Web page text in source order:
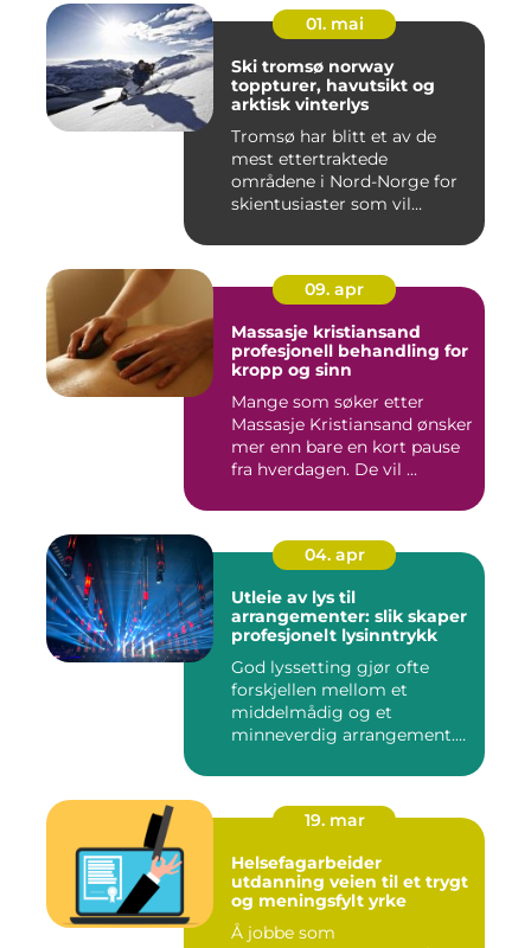
01. mai
Ski tromsø norway
toppturer, havutsikt og
arktisk vinterlys
Tromsø har blitt et av de
mest ettertraktede
områdene i Nord-Norge for
skientusiaster som vil
09. apr
Massasje kristiansand
profesjonell behandling for
kropp og sinn
Mange som søker etter
Massasje Kristiansand ønsker
mer enn bare en kort pause
fra hverdagen. De vil ...
04. apr
Utleie av lys til
arrangementer: slik skaper
profesjonelt lysinntrykk
God lyssetting gjør ofte
forskjellen mellom et
middelmådig og et
minneverdig arrangement.
19. mar
Helsefagarbeider
utdanning veien til et trygt
og meningsfylt yrke
Å jobbe som